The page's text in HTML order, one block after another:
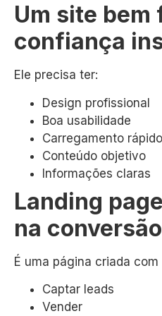
Um site bem
confiança
Ele precisa ter:
Design profissional
Boa usabilidade
Carregamento rápido
Conteúdo objetivo
Informações claras
Landing
na conversão
É uma página criada
Captar leads
Vender